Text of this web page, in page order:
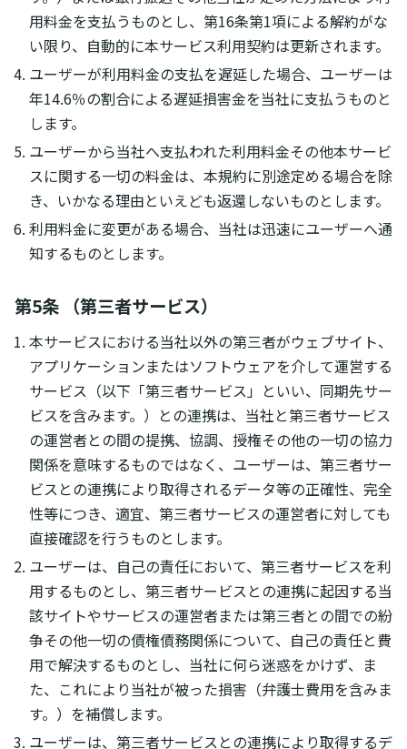
用料金を支払うものとし、第16条第1項による解約がな
い限り、自動的に本サービス利用契約は更新されます。
ユーザーが利用料金の支払を遅延した場合、ユーザーは
年14.6％の割合による遅延損害金を当社に支払うものと
します。
ユーザーから当社へ支払われた利用料金その他本サービ
スに関する一切の料金は、本規約に別途定める場合を除
き、いかなる理由といえども返還しないものとします。
利用料金に変更がある場合、当社は迅速にユーザーへ通
知するものとします。
第5条 （第三者サービス）
本サービスにおける当社以外の第三者がウェブサイト、
アプリケーションまたはソフトウェアを介して運営する
サービス（以下「第三者サービス」といい、同期先サー
ビスを含みます。）との連携は、当社と第三者サービス
の運営者との間の提携、協調、授権その他の一切の協力
関係を意味するものではなく、ユーザーは、第三者サー
ビスとの連携により取得されるデータ等の正確性、完全
性等につき、適宜、第三者サービスの運営者に対しても
直接確認を行うものとします。
ユーザーは、自己の責任において、第三者サービスを利
用するものとし、第三者サービスとの連携に起因する当
該サイトやサービスの運営者または第三者との間での紛
争その他一切の債権債務関係について、自己の責任と費
用で解決するものとし、当社に何ら迷惑をかけず、ま
た、これにより当社が被った損害（弁護士費用を含みま
す。）を補償します。
ユーザーは、第三者サービスとの連携により取得するデ